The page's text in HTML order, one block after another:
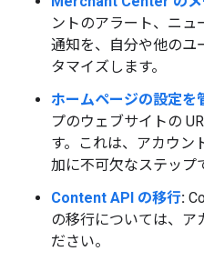
ントのアラート、ニュ
通知を、自分や他のユ
タマイズします。
ホームページの設定を
プのウェブサイトの
す。これは、アカウン
加に不可欠なステップ
Content API の移行:
の移行については、ア
ださい。